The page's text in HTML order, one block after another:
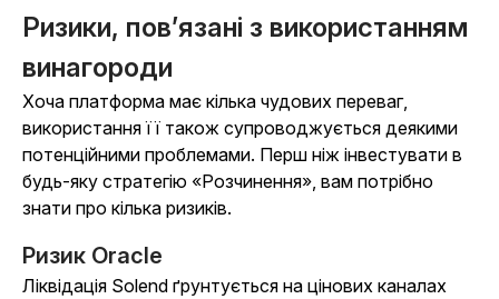
Ризики, пов’язані з використанням
винагороди
Хоча платформа має кілька чудових переваг,
використання її також супроводжується деякими
потенційними проблемами. Перш ніж інвестувати в
будь-яку стратегію «Розчинення», вам потрібно
знати про кілька ризиків.
Ризик Oracle
Ліквідація Solend ґрунтується на цінових каналах